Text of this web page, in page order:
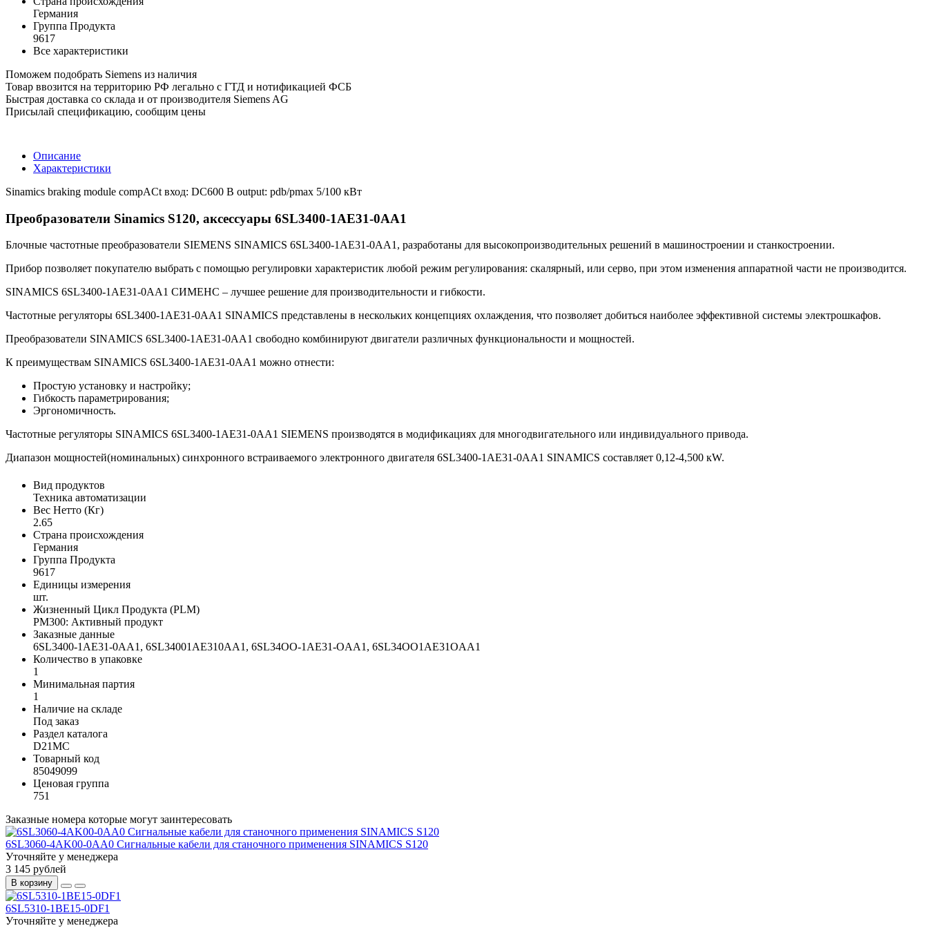
Германия
Группа Продукта
9617
Все характеристики
Поможем подобрать Siemens из наличия
Товар ввозится на территорию РФ легально с ГТД и нотификацией ФСБ
Быстрая доставка со склада и от производителя Siemens AG
Присылай спецификацию, сообщим цены
Описание
Характеристики
Sinamics braking module compACt вход: DC600 В output: pdb/pmax 5/100 кВт
Преобразователи Sinamics S120, аксессуары 6SL3400-1AE31-0AA1
Блочные частотные преобразователи SIEMENS SINAMICS 6SL3400-1AE31-0AA1, разработаны для высокопроизводительных решений в машиностроении и станкостроении.
Прибор позволяет покупателю выбрать с помощью регулировки характеристик любой режим регулирования: скалярный, или серво, при этом изменения аппаратной части не производится.
SINAMICS 6SL3400-1AE31-0AA1 СИМЕНС – лучшее решение для производительности и гибкости.
Частотные регуляторы 6SL3400-1AE31-0AA1 SINAMICS представлены в нескольких концепциях охлаждения, что позволяет добиться наиболее эффективной системы электрошкафов.
Преобразователи SINAMICS 6SL3400-1AE31-0AA1 свободно комбинируют двигатели различных функциональности и мощностей.
К преимуществам SINAMICS 6SL3400-1AE31-0AA1 можно отнести:
Простую установку и настройку;
Гибкость параметрирования;
Эргономичность.
Частотные регуляторы SINAMICS 6SL3400-1AE31-0AA1 SIEMENS производятся в модификациях для многодвигательного или индивидуального привода.
Диапазон мощностей(номинальных) синхронного встраиваемого электронного двигателя 6SL3400-1AE31-0AA1 SINAMICS составляет 0,12-4,500 кW.
Вид продуктов
Техника автоматизации
Вес Нетто (Кг)
2.65
Страна происхождения
Германия
Группа Продукта
9617
Единицы измерения
шт.
Жизненный Цикл Продукта (PLM)
PM300: Активный продукт
Заказные данные
6SL3400-1AE31-0AA1, 6SL34001AE310AA1, 6SL34OO-1AE31-OAA1, 6SL34OO1AE31OAA1
Количество в упаковке
1
Минимальная партия
1
Наличие на складе
Под заказ
Раздел каталога
D21MC
Товарный код
85049099
Ценовая группа
751
Заказные номера которые могут заинтересовать
6SL3060-4AK00-0AA0 Сигнальные кабели для станочного применения SINAMICS S120
Уточняйте у менеджера
3 145 рублей
В корзину
6SL5310-1BE15-0DF1
Уточняйте у менеджера